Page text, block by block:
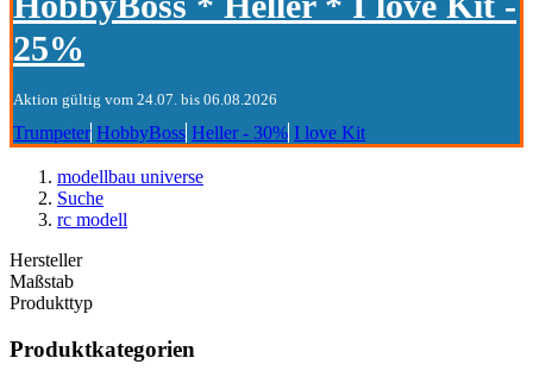
25%
Aktion gültig vom 24.07. bis 06.08.2026
Trumpeter HobbyBoss Heller - 30% I love Kit
modellbau universe
Suche
rc modell
Hersteller
Maßstab
Produkttyp
Produktkategorien